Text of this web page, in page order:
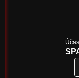
Když tanec, tak poslední!
Když tanec, tak poslední!